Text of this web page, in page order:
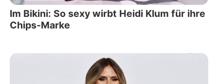
Im Bikini: So sexy wirbt Heidi Klum für ihre
Chips-Marke